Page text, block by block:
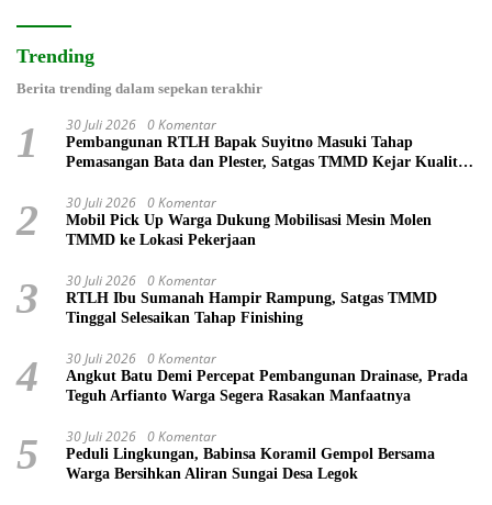
Trending
Berita trending dalam sepekan terakhir
1 30 Juli 2026 0 Komentar
Pembangunan RTLH Bapak Suyitno Masuki Tahap
Pemasangan Bata dan Plester, Satgas TMMD Kejar Kualitas
2 30 Juli 2026 0 Komentar
Mobil Pick Up Warga Dukung Mobilisasi Mesin Molen
TMMD ke Lokasi Pekerjaan
3 30 Juli 2026 0 Komentar
RTLH Ibu Sumanah Hampir Rampung, Satgas TMMD
Tinggal Selesaikan Tahap Finishing
4 30 Juli 2026 0 Komentar
Angkut Batu Demi Percepat Pembangunan Drainase, Prada
Teguh Arfianto Warga Segera Rasakan Manfaatnya
5 30 Juli 2026 0 Komentar
Peduli Lingkungan, Babinsa Koramil Gempol Bersama
Warga Bersihkan Aliran Sungai Desa Legok